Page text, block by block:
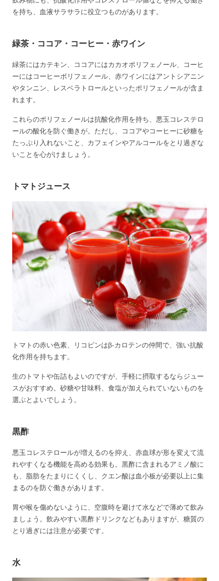
を持ち、血液サラサラに役立つものがあります。
緑茶・ココア・コーヒー・赤ワイン
緑茶にはカテキン、ココアにはカカオポリフェノール、コーヒ
ーにはコーヒーポリフェノール、赤ワインにはアントシアニン
やタンニン、レスベラトロールといったポリフェノールが含ま
れます。
これらのポリフェノールは抗酸化作用を持ち、悪玉コレステロ
ールの酸化を防ぐ働きが。ただし、ココアやコーヒーに砂糖を
たっぷり入れないこと、カフェインやアルコールをとり過ぎな
いことを心がけましょう。
トマトジュース
トマトの赤い色素、リコピンはβ-カロテンの仲間で、強い抗酸
化作用を持ちます。
生のトマトや缶詰もよいのですが、手軽に摂取するならジュー
スがおすすめ。砂糖や甘味料、食塩が加えられていないものを
選ぶとよいでしょう。
黒酢
悪玉コレステロールが増えるのを抑え、赤血球が形を変えて流
れやすくなる機能を高める効果も。黒酢に含まれるアミノ酸に
も、脂肪をたまりにくくし、クエン酸は血小板が必要以上に集
まるのを防ぐ働きがあります。
胃や喉を傷めないように、空腹時を避けて水などで薄めて飲み
ましょう。飲みやすい黒酢ドリンクなどもありますが、糖質の
とり過ぎには注意が必要です。
水